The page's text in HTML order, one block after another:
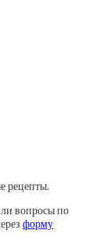
рецепты.
вопросы по
форму